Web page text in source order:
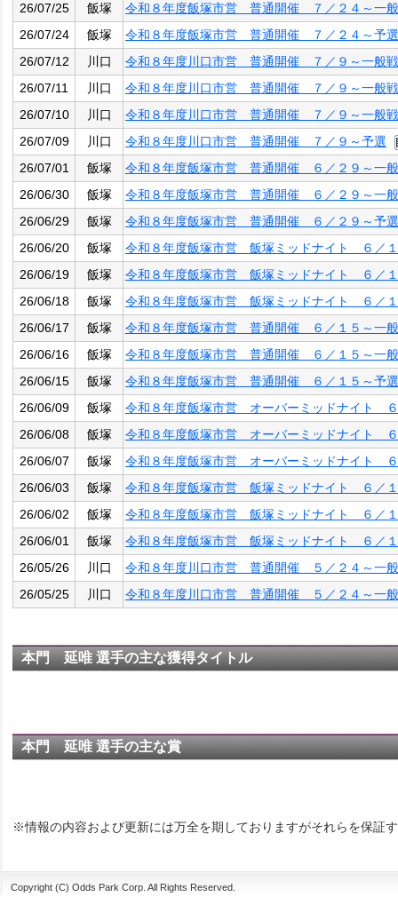
26/07/25
飯塚
令和８年度飯塚市営 普通開催 ７／２４～一
26/07/24
飯塚
令和８年度飯塚市営 普通開催 ７／２４～予選
26/07/12
川口
令和８年度川口市営 普通開催 ７／９～一般戦
26/07/11
川口
令和８年度川口市営 普通開催 ７／９～一般戦
26/07/10
川口
令和８年度川口市営 普通開催 ７／９～一般戦
26/07/09
川口
令和８年度川口市営 普通開催 ７／９～予選
26/07/01
飯塚
令和８年度飯塚市営 普通開催 ６／２９～一
26/06/30
飯塚
令和８年度飯塚市営 普通開催 ６／２９～一
26/06/29
飯塚
令和８年度飯塚市営 普通開催 ６／２９～予選
26/06/20
飯塚
令和８年度飯塚市営 飯塚ミッドナイト ６／
26/06/19
飯塚
令和８年度飯塚市営 飯塚ミッドナイト ６／
26/06/18
飯塚
令和８年度飯塚市営 飯塚ミッドナイト ６／
26/06/17
飯塚
令和８年度飯塚市営 普通開催 ６／１５～一
26/06/16
飯塚
令和８年度飯塚市営 普通開催 ６／１５～一
26/06/15
飯塚
令和８年度飯塚市営 普通開催 ６／１５～予選
26/06/09
飯塚
令和８年度飯塚市営 オーバーミッドナイト
26/06/08
飯塚
令和８年度飯塚市営 オーバーミッドナイト
26/06/07
飯塚
令和８年度飯塚市営 オーバーミッドナイト
26/06/03
飯塚
令和８年度飯塚市営 飯塚ミッドナイト ６／
26/06/02
飯塚
令和８年度飯塚市営 飯塚ミッドナイト ６／
26/06/01
飯塚
令和８年度飯塚市営 飯塚ミッドナイト ６／
26/05/26
川口
令和８年度川口市営 普通開催 ５／２４～一
26/05/25
川口 令和８年度川口市営 普通開催 ５／２４～一
本門 延唯 選手の主な獲得タイトル
本門 延唯 選手の主な賞
※情報の内容および更新には万全を期しておりますがそれらを保証
Copyright (C) Odds Park Corp. All Rights Reserved.